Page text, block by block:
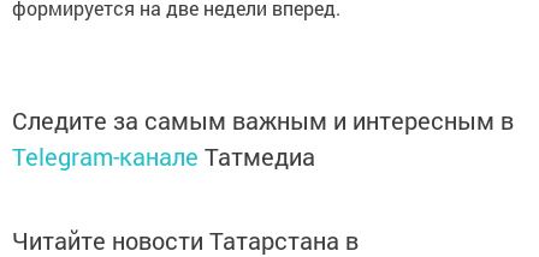
формируется на две недели вперед.
Следите за самым важным и интересным в
Telegram-канале Татмедиа
Читайте новости Татарстана в